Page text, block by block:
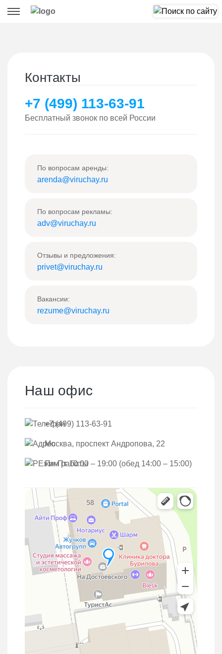
Контакты
+7 (499) 113-63-91
Бесплатный звонок по всей России
По вопросам аренды:
arenda@viruchay.ru
По вопросам рекламы:
adv@viruchay.ru
Отзывы и предложения:
privet@viruchay.ru
Вакансии:
rezume@viruchay.ru
Наш офис
+7 (499) 113-63-91
Москва, проспект Андропова, 22
Пн-Пт 10:00 – 19:00 (обед 14:00 – 15:00)